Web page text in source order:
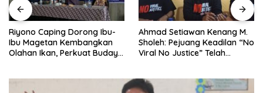
Riyono Caping Dorong Ibu-
Ibu Magetan Kembangkan
Olahan Ikan, Perkuat Budaya
Ahmad Setiawan Kenang M.
Sholeh: Pejuang Keadilan “No
Viral No Justice” Telah